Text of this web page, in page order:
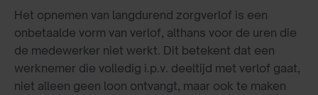
Het opnemen van langdurend zorgverlof is een
onbetaalde vorm van verlof, althans voor de uren die
de medewerker niet werkt. Dit betekent dat een
werknemer die volledig i.p.v. deeltijd met verlof gaat,
niet alleen geen loon ontvangt, maar ook te maken